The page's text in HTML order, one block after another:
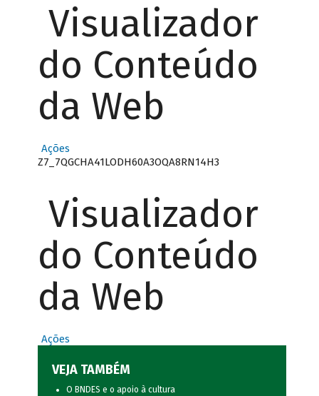
Visualizador
do Conteúdo
da Web
Ações
Z7_7QGCHA41LODH60A3OQA8RN14H3
Visualizador
do Conteúdo
da Web
Ações
VEJA TAMBÉM
O BNDES e o apoio à cultura